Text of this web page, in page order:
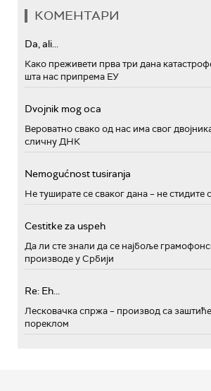
КОМЕНТАРИ
Da, ali...
Како преживети прва три дана
шта нас припрема ЕУ
Dvojnik mog oca
Вероватно свако од нас има свог
сличну ДНК
Nemogućnost tusiranja
Не туширате се сваког дана – не стидите
Cestitke za uspeh
Да ли сте знали да се најбоље
производе у Србији
Re: Eh...
Лесковачка спржа – производ са
пореклом